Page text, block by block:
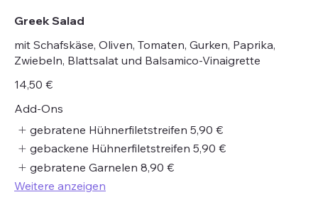
Greek Salad
mit Schafskäse, Oliven, Tomaten, Gurken, Paprika,
Zwiebeln, Blattsalat und Balsamico-Vinaigrette
14,50 €
Add-Ons
gebratene Hühnerfiletstreifen 5,90 €
gebackene Hühnerfiletstreifen 5,90 €
gebratene Garnelen 8,90 €
Weitere anzeigen